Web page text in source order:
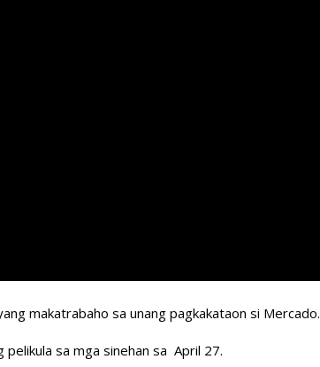
makatrabaho sa unang pagkakataon si Mercado.
pelikula sa mga sinehan sa April 27.